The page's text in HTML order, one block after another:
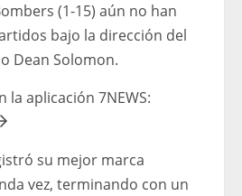
(1-15) aún no han
bajo la dirección del
Dean Solomon.
la aplicación 7NEWS:
su mejor marca
vez, terminando con un